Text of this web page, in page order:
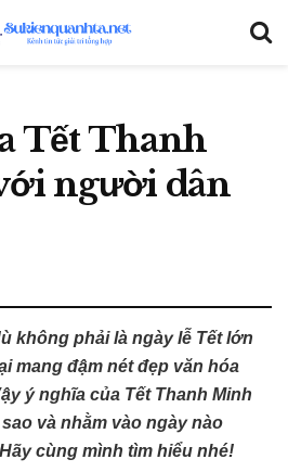
Tết Thanh
người dân
không phải là ngày lễ Tết lớn
mang đậm nét đẹp văn hóa
ý nghĩa của Tết Thanh Minh
và nhằm vào ngày nào
cùng mình tìm hiểu nhé!